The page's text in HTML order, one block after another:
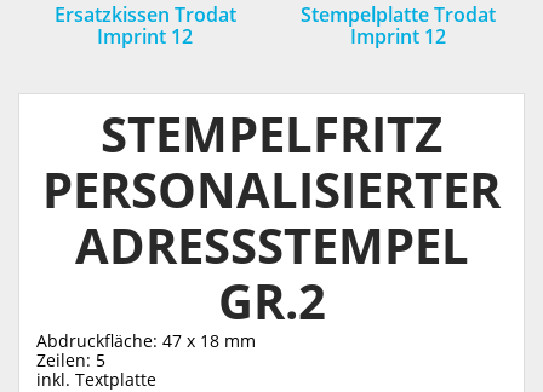
Ersatzkissen Trodat
Imprint 12
Stempelplatte Trodat
Imprint 12
STEMPELFRITZ
PERSONALISIERTER
ADRESSSTEMPEL
GR.2
Abdruckfläche: 47 x 18 mm
Zeilen: 5
inkl. Textplatte